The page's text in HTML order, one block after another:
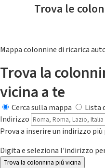
Trova le
Mappa colonnine di ricarica
Trova la
vicina a te
Cerca sulla mappa
Lista
Indirizzo
Prova a inserire un indirizzo più
Digita e seleziona l'indirizzo
Trova la colonnina piú vicina